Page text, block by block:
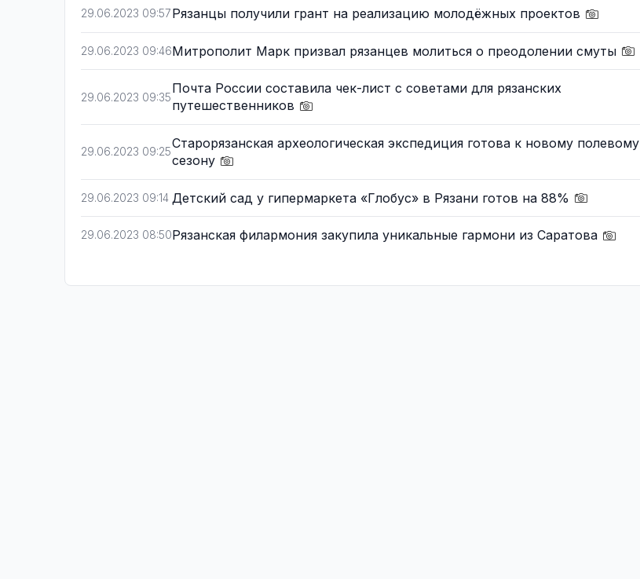
29.06.2023 09:57Рязанцы получили грант на реализацию молодёжных проектов
29.06.2023 09:46Митрополит Марк призвал рязанцев молиться о преодолении смуты
29.06.2023 09:35
Почта России составила чек-лист с советами для рязанских
путешественников
29.06.2023 09:25
Старорязанская археологическая экспедиция готова к новому полевому
сезону
29.06.2023 09:14 Детский сад у гипермаркета «Глобус» в Рязани готов на 88%
29.06.2023 08:50Рязанская филармония закупила уникальные гармони из Саратова